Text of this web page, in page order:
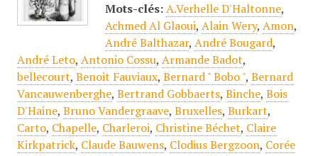
Mots-clés: A.Verhelle D'Haltonne,
Achmed Al Glaoui, Alain Wery, Amon,
André Balthazar, André Bougard,
André Leto, Antonio Cossu, Armande Badot,
bellecourt, Benoit Fauviaux, Bernard " Bobo ", Bernard
Vancauwenberghe, Bertrand Gobbaerts, Binche, Bois
D'Haine, Bruno Vandergraave, Bruxelles, Burkart,
Carto, Chapelle, Charleroi, Christine Béchet, Claire
Kirkpatrick, Claude Bauwens, Clodius Bergzoon, Corée